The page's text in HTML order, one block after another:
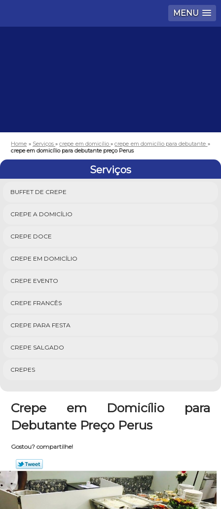
MENU
Home » Serviços»crepe em domicílio»crepe em domicílio para debutante »
crepe em domicílio para debutante preço Perus
Serviços
BUFFET DE CREPE
CREPE A DOMICÍLIO
CREPE DOCE
CREPE EM DOMICÍLIO
CREPE EVENTO
CREPE FRANCÊS
CREPE PARA FESTA
CREPE SALGADO
CREPES
Crepe em Domicílio para
Debutante Preço Perus
Gostou? compartilhe!